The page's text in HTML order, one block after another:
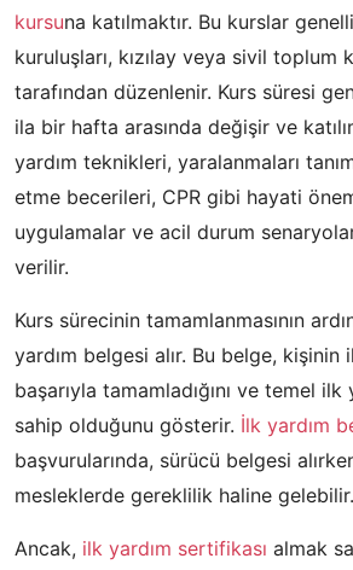
kursuna katılmaktır. Bu kurslar
kuruluşları, kızılay veya sivil toplum
tarafından düzenlenir. Kurs süresi
ila bir hafta arasında değişir ve
yardım teknikleri, yaralanmaları
etme becerileri, CPR gibi hayati
uygulamalar ve acil durum
verilir.
Kurs sürecinin tamamlanmasının
yardım belgesi alır. Bu belge, kişinin
başarıyla tamamladığını ve temel
sahip olduğunu gösterir. İlk yardım
başvurularında, sürücü belgesi
mesleklerde gereklilik haline gelebilir.
Ancak, ilk yardım sertifikası almak